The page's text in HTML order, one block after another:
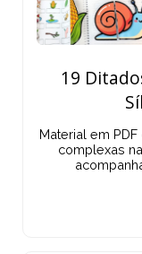
19
Material em
complexas